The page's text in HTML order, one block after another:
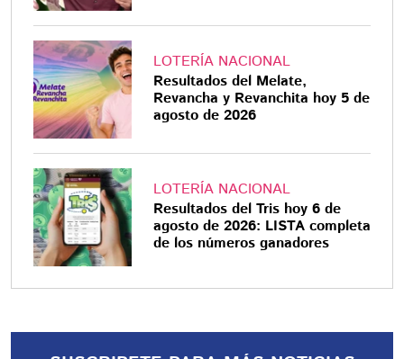
LOTERÍA NACIONAL
Resultados del Melate,
Revancha y Revanchita hoy 5 de
agosto de 2026
LOTERÍA NACIONAL
Resultados del Tris hoy 6 de
agosto de 2026: LISTA completa
de los números ganadores